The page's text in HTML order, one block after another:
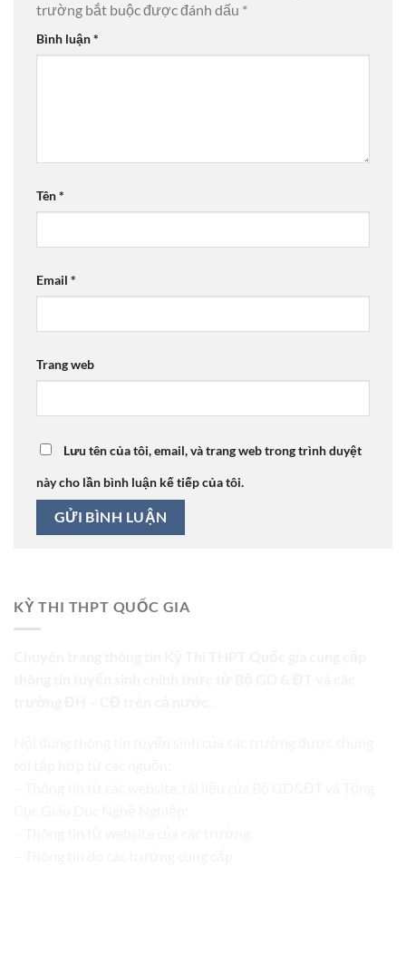
trường bắt buộc được đánh dấu *
Bình luận*
Tên*
Email *
Trang web
Lưu tên của tôi, email, và trang web trong trình duyệt
này cho lần bình luận kế tiếp của tôi.
KỲ THI THPT QUỐC GIA